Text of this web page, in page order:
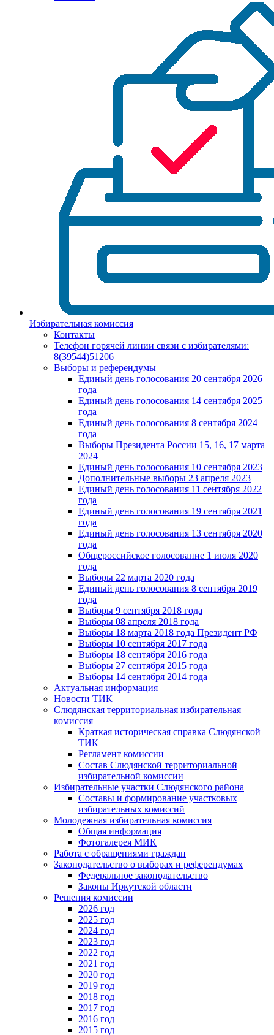
Избирательная комиссия
Контакты
Телефон горячей линии связи с избирателями:
8(39544)51206
Выборы и референдумы
Единый день голосования 20 сентября 2026
года
Единый день голосования 14 сентября 2025
года
Единый день голосования 8 сентября 2024
года
Выборы Президента России 15, 16, 17 марта
2024
Единый день голосования 10 сентября 2023
Дополнительные выборы 23 апреля 2023
Единый день голосования 11 сентября 2022
года
Единый день голосования 19 сентября 2021
года
Единый день голосования 13 сентября 2020
года
Общероссийское голосование 1 июля 2020
года
Выборы 22 марта 2020 года
Единый день голосования 8 сентября 2019
года
Выборы 9 сентября 2018 года
Выборы 08 апреля 2018 года
Выборы 18 марта 2018 года Президент РФ
Выборы 10 сентября 2017 года
Выборы 18 сентября 2016 года
Выборы 27 сентября 2015 года
Выборы 14 сентября 2014 года
Актуальная информация
Новости ТИК
Слюдянская территориальная избирательная
комиссия
Краткая историческая справка Слюдянской
ТИК
Регламент комиссии
Состав Слюдянской территориальной
избирательной комиссии
Избирательные участки Слюдянского района
Составы и формирование участковых
избирательных комиссий
Молодежная избирательная комиссия
Общая информация
Фотогалерея МИК
Работа с обращениями граждан
Законодательство о выборах и референдумах
Федеральное законодательство
Законы Иркутской области
Решения комиссии
2026 год
2025 год
2024 год
2023 год
2022 год
2021 год
2020 год
2019 год
2018 год
2017 год
2016 год
2015 год